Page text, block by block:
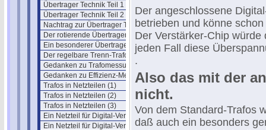
Übertrager Technik Teil 1
Übertrager Technik Teil 2
Nachtrag zur Übertrager Technik
Der rotierende Übertrager
Ein besonderer Übertrager
Der regelbare Trenn-Trafo
Gedanken zu Trafomessungen
Gedanken zu Effizienz-Messungen
Trafos in Netzteilen (1)
Trafos in Netzteilen (2)
Trafos in Netzteilen (3)
Ein Netzteil für Digital-Verstärker
Ein Netzteil für Digital-Verstärker 2
Der angeschlossene
betrieben und könne
Der Verstärker-Chip
jeden Fall diese
.
Also das mit der
nicht.
Von dem Standard-Trafos
daß auch ein besonders